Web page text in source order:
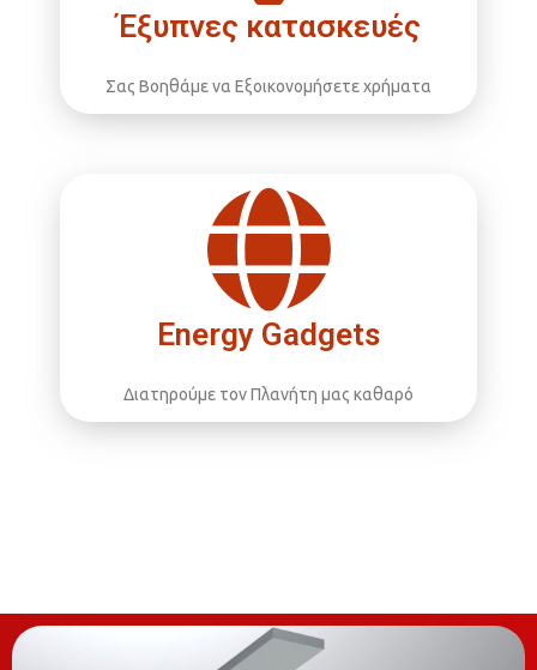
Έξυπνες κατασκευές
Σας Βοηθάμε να Εξοικονομήσετε χρήματα
Energy Gadgets
Διατηρούμε τον Πλανήτη μας καθαρό